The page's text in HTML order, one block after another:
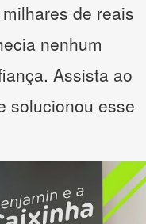
de reais
nenhum
Assista ao
solucionou esse